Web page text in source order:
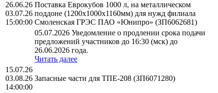
26.06.26
03.07.26
15:00:00
Поставка Еврокубов 1000 л, на металлическом
поддоне (1200х1000х1160мм) для нужд филиала
Смоленская ГРЭС ПАО «Юнипро» (ЗП6062681)
05.07.2026 Уведомление о продлении срока подачи
предложений участников до 16:30 (мск) до
26.06.2026 года.
Читать далее
15.07.26
03.08.26
14:00:00
Запасные части для ТПЕ-208 (ЗП6071280)